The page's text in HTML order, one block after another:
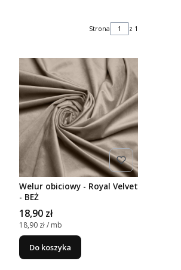
Strona z 1
Welur obiciowy - Royal Velvet
- BEŻ
Cena
18,90 zł
Cena jednostkowa
18,90 zł / mb
Do koszyka